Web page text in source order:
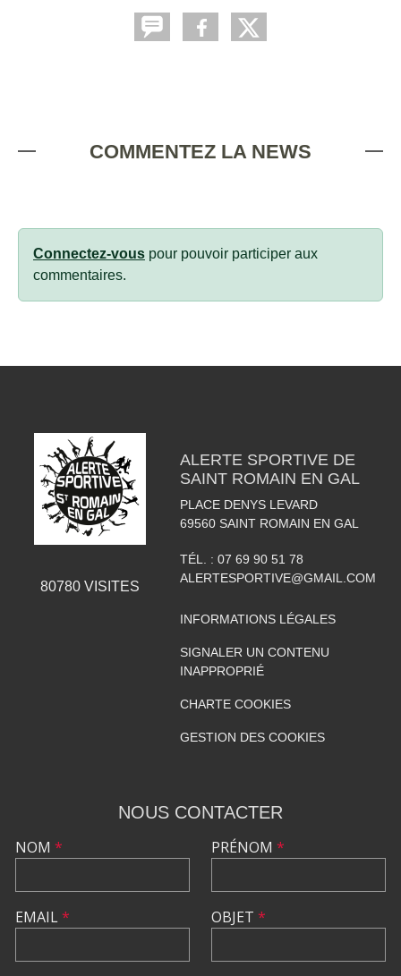
COMMENTEZ LA NEWS
Connectez-vous pour pouvoir participer aux
commentaires.
80780VISITES
ALERTE SPORTIVE DE
SAINT ROMAIN EN GAL
PLACE DENYS LEVARD
69560 SAINT ROMAIN EN GAL
TÉL. : 07 69 90 51 78
ALERTESPORTIVE@GMAIL.COM
INFORMATIONS LÉGALES
SIGNALER UN CONTENU
INAPPROPRIÉ
CHARTE COOKIES
GESTION DES COOKIES
NOUS CONTACTER
NOM *
EMAIL*
PRÉNOM *
OBJET *